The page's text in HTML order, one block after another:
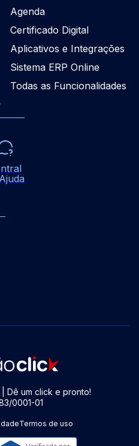
Agenda
Certificado Digital
Aplicativos e Integrações
Sistema ERP Online
Todas as Funcionalidades
Dê um click e pronto!
0001-01
Termos de uso